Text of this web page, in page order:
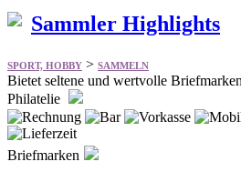
Sammler Highlights
SPORT, HOBBY > SAMMELN
Bietet seltene und wertvolle
Philatelie
Briefmarken